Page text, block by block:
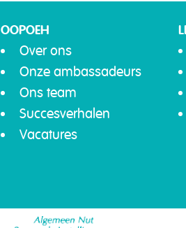
OOPOEH
Over ons
Onze ambassadeurs
Ons team
Succesverhalen
Vacatures